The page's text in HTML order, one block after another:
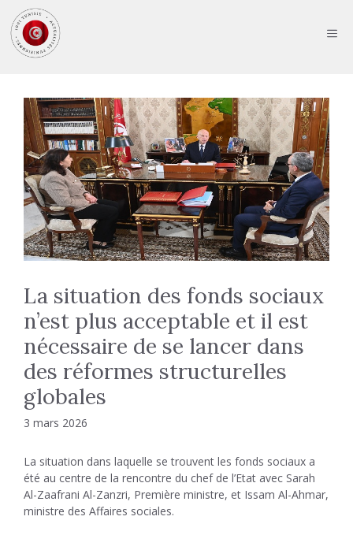
au
contenu
La situation des fonds sociaux
n’est plus acceptable et il est
nécessaire de se lancer dans
des réformes structurelles
globales
3 mars 2026
La situation dans laquelle se trouvent les fonds sociaux a
été au centre de la rencontre du chef de l’Etat avec Sarah
Al-Zaafrani Al-Zanzri, Première ministre, et Issam Al-Ahmar,
ministre des Affaires sociales.